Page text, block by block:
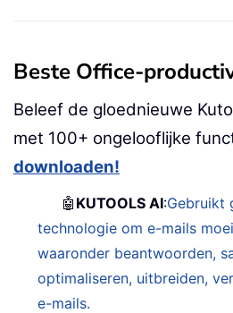
Beste Office-
Beleef de gloednieuwe
met 100+ ongelooflijke
downloaden!
🤖 KUTOOLS AI:Gebruikt
technologie om e-mails
waaronder beantwoorden,
optimaliseren, uitbreiden,
e-mails.